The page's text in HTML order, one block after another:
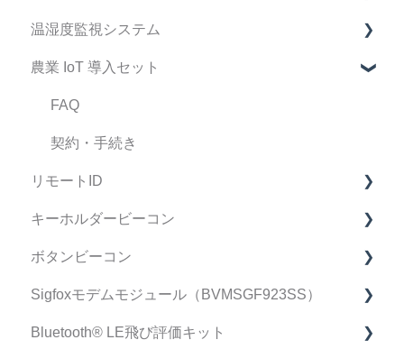
ファームウェア リリースノート
設置ガイドアプリ FAQ
運用・サポート FAQ
修理・点検 FAQ
データ・精度 FAQ
導入検討中のお客様へ
マニュアル
製品仕様書
冠水監視システム FAQ
マニュアル
製品仕様書
温湿度監視システム
FAQ
マニュアル
農業 IoT 導入セット
FAQ
契約・手続き
リモートID
リモートID FAQ
リモートID 受信機 FAQ
スマートフォン アプリケーション FAQ
不具合•初期不良について
キーホルダービーコン
FAQ
マニュアル
製品仕様書/取扱説明書
ボタンビーコン
FAQ
Sigfoxモデムモジュール（BVMSGF923SS）
Sigfoxモデムモジュール FAQ
Bluetooth®︎ LE飛び評価キット